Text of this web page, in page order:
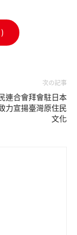
次の記事
連合會拜會駐日本
宣揚臺灣原住民
文化